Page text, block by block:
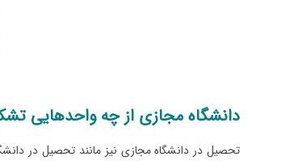
دانشگاه مجازی از چه واحدهایی
تحصیل در دانشگاه مجازی نیز مانند تحصیل در